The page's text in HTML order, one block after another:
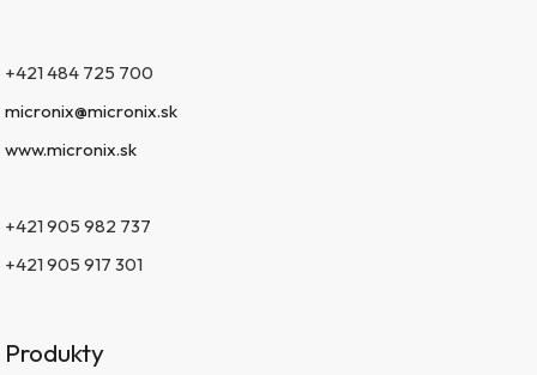
+421 484 725 700
micronix@micronix.sk
www.micronix.sk
+421 905 982 737
+421 905 917 301
Produkty